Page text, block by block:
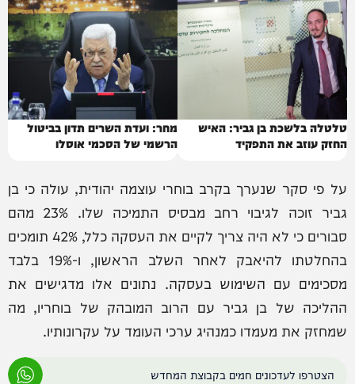
טלטלה בלשכת בן גביר: האיש
החזק עוזב את התפקיד
מחר: ועדת השרים תדון בביטול
הרשמי של הסכמי אוסלו
על פי סקר שנערך בקרב בוחרי עוצמה יהודית, עולה כי בן
גביר זוכה לגיבוי רחב מבסיס התמיכה שלו. 23% מהם
סבורים כי לא היה צריך לקיים את העסקה כלל, 42% תומכים
בהחלטתו להיאבק לאחר השלב הראשון, ו-19% בלבד
מסכימים עם השימוש בעסקה. נתונים אלו מדגישים את
ההליכה של בן גביר עם הרוב המובהק של בוחריו, מה
שמחזק את מעמדו כמנהיג ערכי העומד על עקרונותיו.
הצטרפו לעדכונים חמים בקבוצת המחדש